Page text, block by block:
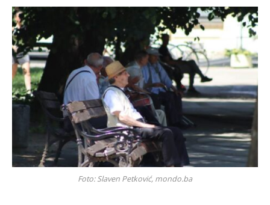
Foto: Slaven Petković, mondo.ba